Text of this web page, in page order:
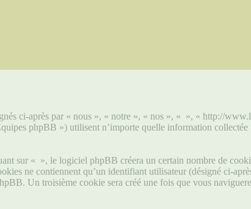
ci-après par « nous », « notre », « nos », « », « http://
phpBB ») utilisent n’importe quelle information collectée
sur « », le logiciel phpBB créera un certain nombre de
ne contiennent qu’un identifiant utilisateur (désigné ci-
Un troisième cookie sera créé une fois que vous